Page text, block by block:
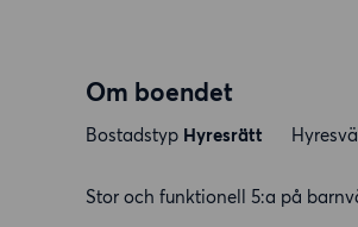
Om boendet
Bostadstyp Hyresrätt
Stor och funktionell 5:a på